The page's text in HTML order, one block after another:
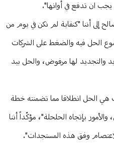
ان تدفع في أوانها".
إلى أننا "كنقابة لم نكن في يوم من
الحل فيه والضغط على الشركات
والتجديد لها مرفوض، والحل بيد
هي الحل انطلاقا مما تضمنته خطة
بإتجاه الحلحلة"، مؤكّداً أننا
الاعتصام وفق هذه المستجدات".